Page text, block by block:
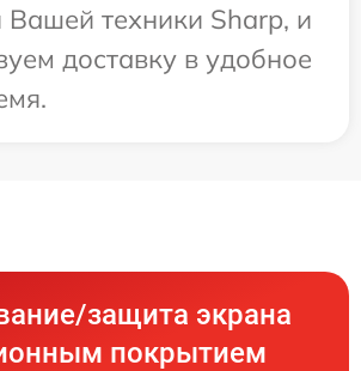
Вашей техники Sharp, и
доставку в удобное
защита экрана
покрытием